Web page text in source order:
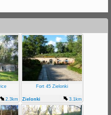
2.3km
Fort 45 Zielonki
Zielonki 3.1km